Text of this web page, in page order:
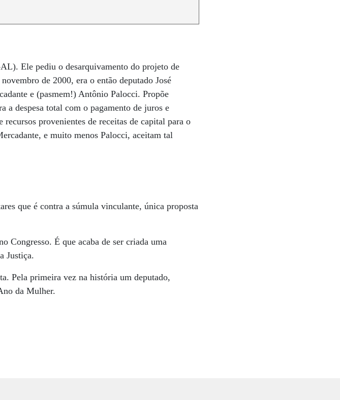
Ele pediu o desarquivamento do projeto de
de 2000, era o então deputado José
e (pasmem!) Antônio Palocci. Propõe
a despesa total com o pagamento de juros e
provenientes de receitas de capital para o
e muito menos Palocci, aceitam tal
que é contra a súmula vinculante, única proposta
Congresso. É que acaba de ser criada uma
Justiça.
Pela primeira vez na história um deputado,
da Mulher.